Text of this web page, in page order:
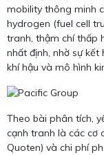
mobility thông minh
hydrogen (fuel cell
tranh, thậm chí thấp
nhất định, nhờ sự kết
khí hậu và mô hình
Theo bài phân tích,
cạnh tranh là các cơ
Quoten) và chi phí